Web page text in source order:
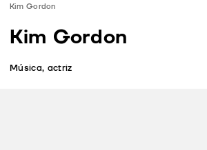
Downloads
Contactos
Kim Gordon
Kim Gordon
Música, actriz